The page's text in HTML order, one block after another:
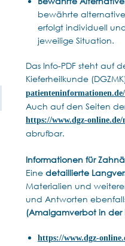
bewährte
erfolgt individuell
jeweilige Situation.
Das Info-PDF steht auf
Kieferheilkunde
patienteninformationen.de/
Auch auf den Seiten
https://www.dgz-
abrufbar.
Informationen für
Eine detaillierte
Materialien und
und Antworten
(Amalgamverbot in der
https://www.dgz-